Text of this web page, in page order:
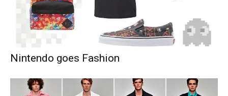
Nintendo goes Fashion